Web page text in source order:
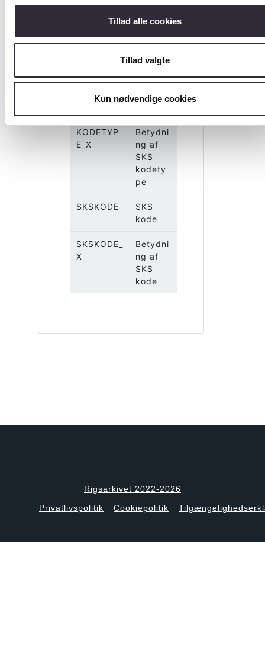
Tillad alle cookies
Tillad valgte
Kun nødvendige cookies
til
primær
tabellen
mfr
KODETYP
SKS
kodety
KODETYP
E_X
Betydni
ng af
SKS
kodety
pe
SKSKODE
SKS
kode
SKSKODE_
X
Betydni
ng af
SKS
kode
Rigsarkivet 2022-2026
Privatlivspolitik
Cookiepolitik